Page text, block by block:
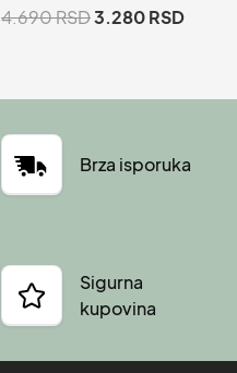
4.690RSD3.280RSD
Brza isporuka
Sigurna
kupovina